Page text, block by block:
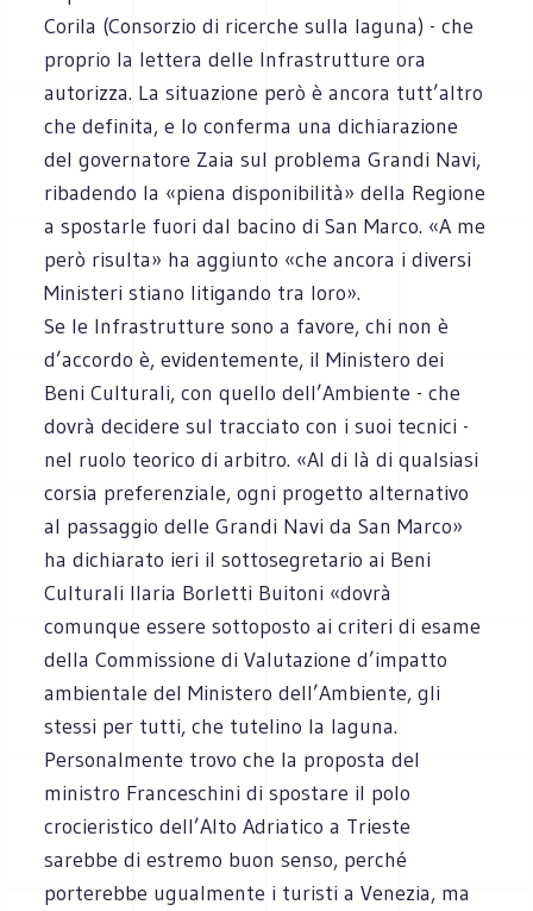
Corila (Consorzio di ricerche sulla laguna) - che
proprio la lettera delle Infrastrutture ora
autorizza. La situazione però è ancora tutt’altro
che definita, e lo conferma una dichiarazione
del governatore Zaia sul problema Grandi Navi,
ribadendo la «piena disponibilità» della Regione
a spostarle fuori dal bacino di San Marco. «A me
però risulta» ha aggiunto «che ancora i diversi
Ministeri stiano litigando tra loro».
Se le Infrastrutture sono a favore, chi non è
d’accordo è, evidentemente, il Ministero dei
Beni Culturali, con quello dell’Ambiente - che
dovrà decidere sul tracciato con i suoi tecnici -
nel ruolo teorico di arbitro. «Al di là di qualsiasi
corsia preferenziale, ogni progetto alternativo
al passaggio delle Grandi Navi da San Marco»
ha dichiarato ieri il sottosegretario ai Beni
Culturali Ilaria Borletti Buitoni «dovrà
comunque essere sottoposto ai criteri di esame
della Commissione di Valutazione d’impatto
ambientale del Ministero dell’Ambiente, gli
stessi per tutti, che tutelino la laguna.
Personalmente trovo che la proposta del
ministro Franceschini di spostare il polo
crocieristico dell’Alto Adriatico a Trieste
sarebbe di estremo buon senso, perché
porterebbe ugualmente i turisti a Venezia, ma